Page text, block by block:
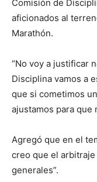
Comisión de
aficionados al
Marathón.
“No voy a justificar
Disciplina vamos a
que si cometimos
ajustamos para que
Agregó que en el
creo que el
generales”.